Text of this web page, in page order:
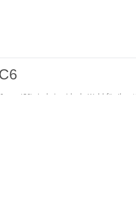
(C6) sind eine ideale Wahl für Ihre
für den geschäftlichen als auch den